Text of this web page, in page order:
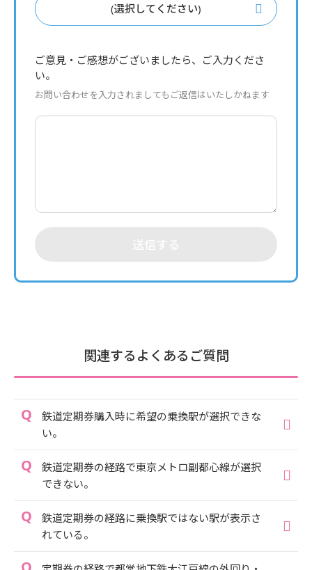
(選択してください)
ご意見・ご感想がございましたら、ご入力くださ
い。
お問い合わせを入力されましてもご返信はいたしかねます
送信する
関連するよくあるご質問
鉄道定期券購入時に希望の乗換駅が選択できな
い。
鉄道定期券の経路で東京メトロ副都心線が選択
できない。
鉄道定期券の経路に乗換駅ではない駅が表示さ
れている。